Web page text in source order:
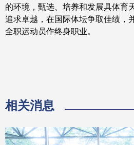
的环境，甄选、培养和发展具体育
追求卓越，在国际体坛争取佳绩，
全职运动员作终身职业。
相关消息